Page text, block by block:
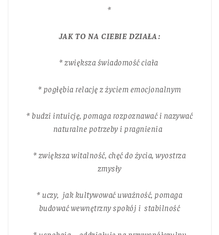
*
JAK TO NA CIEBIE DZIAŁA :
* zwiększa świadomość ciała
* pogłębia relację z życiem emocjonalnym
* budzi intuicję, pomaga rozpoznawać i nazywać
naturalne potrzeby i pragnienia
* zwiększa witalność, chęćdo życia,wyostrza
zmysły
* uczy, jak kultywować uważność, pomaga
budować wewnętrzny spokój i stabilność